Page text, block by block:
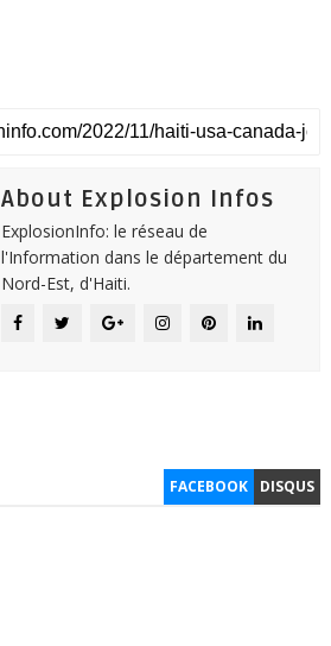
About Explosion Infos
ExplosionInfo: le réseau de
l'Information dans le département du
Nord-Est, d'Haiti.
FACEBOOK DISQUS